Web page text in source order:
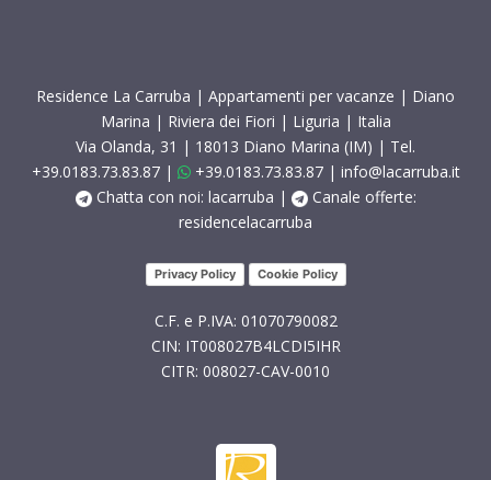
Residence La Carruba | Appartamenti per vacanze | Diano
Marina | Riviera dei Fiori | Liguria | Italia
Via Olanda, 31 | 18013 Diano Marina (IM) | Tel.
+39.0183.73.83.87| +39.0183.73.83.87| info@lacarruba.it
Chatta con noi: lacarruba |
Canale offerte:
residencelacarruba
Privacy Policy Cookie Policy
C.F. e P.IVA: 01070790082
CIN: IT008027B4LCDI5IHR
CITR: 008027-CAV-0010